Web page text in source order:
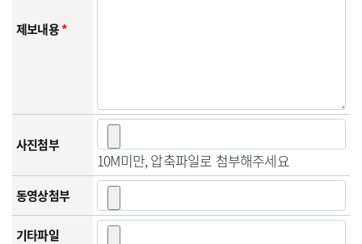
제보내용*
사진첨부
10M미만, 압축파일로 첨부해주세요
동영상첨부
기타파일